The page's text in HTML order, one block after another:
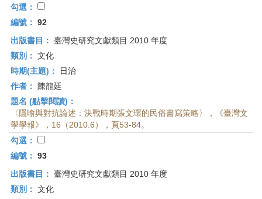
勾選：
編號： 92
出版書目： 臺灣史研究文獻類目 2010 年度
類別： 文化
時期(主題)：
日治
作者：
陳龍廷
題名 (點擊閱讀)：
〈隱喻與對抗論述：決戰時期張文環的民俗書寫策略〉，《臺灣文
學學報》，16（2010.6），頁53-84。
勾選：
編號： 93
出版書目： 臺灣史研究文獻類目 2010 年度
類別： 文化